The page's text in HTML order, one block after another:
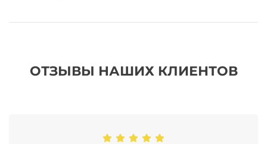
ОТЗЫВЫ НАШИХ КЛИЕНТОВ